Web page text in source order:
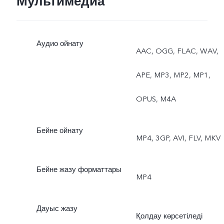
автофокус, түнгі
портрет, портреттік
Аудио ойнату
AAC, OGG, FLAC, WAV,
APE, MP3, MP2, MP1,
OPUS, M4A
Бейне ойнату
MP4, 3GP, AVI, FLV, MKV
Бейне жазу форматтары
MP4
Дауыс жазу
Қолдау көрсетіледі